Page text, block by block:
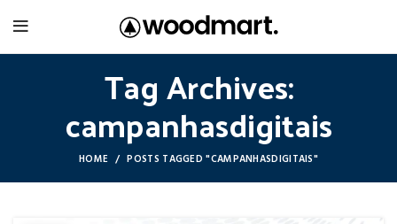
Tag Archives:
campanhasdigitais
HOME POSTS TAGGED "CAMPANHASDIGITAIS"